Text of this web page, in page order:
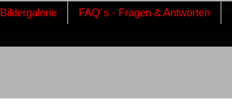
Bildergalerie FAQ´s - Fragen & Antworten